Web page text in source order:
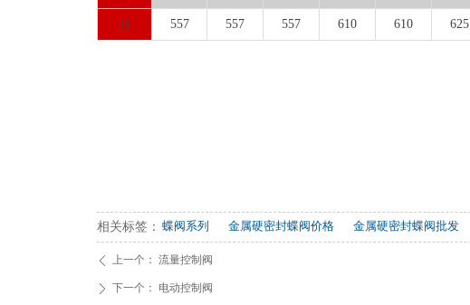
H 557 557 557 610 610 625
相关标签： 蝶阀系列 金属硬密封蝶阀价格 金属硬密封蝶阀批发
ꄴ 上一个： 流量控制阀
ꄲ 下一个： 电动控制阀